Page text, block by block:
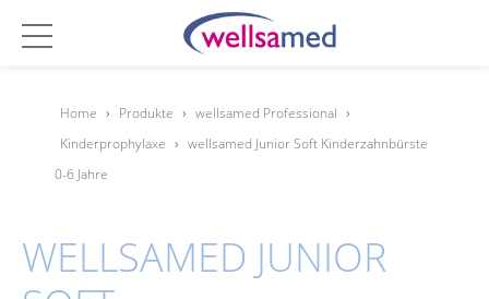
Home › Produkte › wellsamed Professional ›
Kinderprophylaxe › wellsamed Junior Soft Kinderzahnbürste
0-6 Jahre
WELLSAMED JUNIOR